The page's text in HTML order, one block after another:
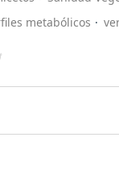
metabólicos